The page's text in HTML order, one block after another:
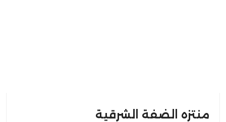
منتزه الضفة الشرقية